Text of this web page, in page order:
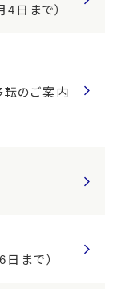
日まで）
のご案内
まで）